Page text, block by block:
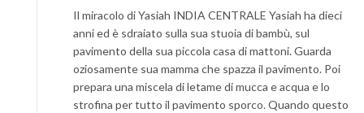
Il miracolo di Yasiah INDIA CENTRALE Yasiah ha dieci
anni ed è sdraiato sulla sua stuoia di bambù, sul
pavimento della sua piccola casa di mattoni. Guarda
oziosamente sua mamma che spazza il pavimento. Poi
prepara una miscela di letame di mucca e acqua e lo
strofina per tutto il pavimento sporco. Quando questo